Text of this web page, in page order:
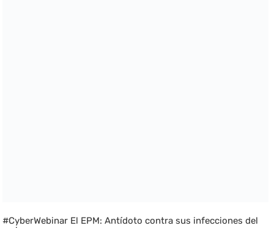
#CyberWebinar El EPM: Antídoto contra sus infecciones del